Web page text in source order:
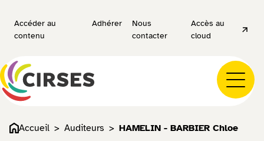
Accéder au
contenu
Adhérer
Nous
contacter
Accès au
cloud
Accueil Auditeurs HAMELIN - BARBIER Chloe